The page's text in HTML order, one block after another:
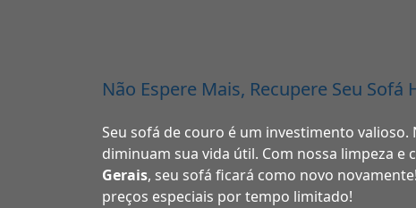
Não Espere Mais, Recupere Seu Sofá
Seu sofá de couro é um investimento valioso.
diminuam sua vida útil. Com nossa limpeza e
Gerais, seu sofá ficará como novo
preços especiais por tempo limitado!